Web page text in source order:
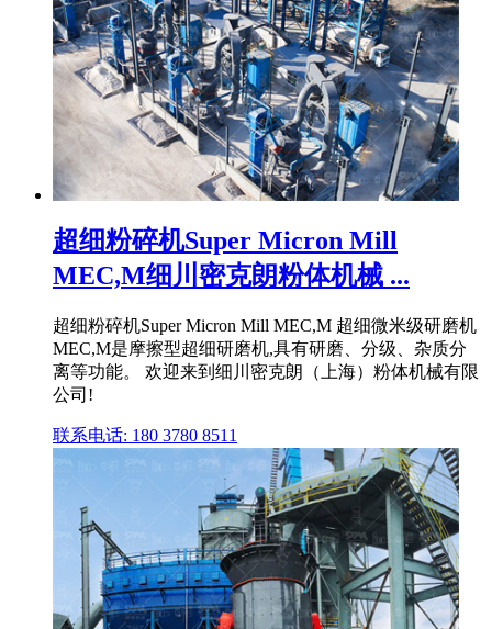
超细粉碎机Super Micron Mill
MEC,M细川密克朗粉体机械 ...
超细粉碎机Super Micron Mill MEC,M 超细微米级研磨机
MEC,M是摩擦型超细研磨机,具有研磨、分级、杂质分
离等功能。 欢迎来到细川密克朗（上海）粉体机械有限
公司!
联系电话: 180 3780 8511